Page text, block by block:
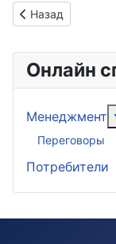
Предыдущий: Как
Назад
Онлайн
Менеджмент
Переговоры
Потребители